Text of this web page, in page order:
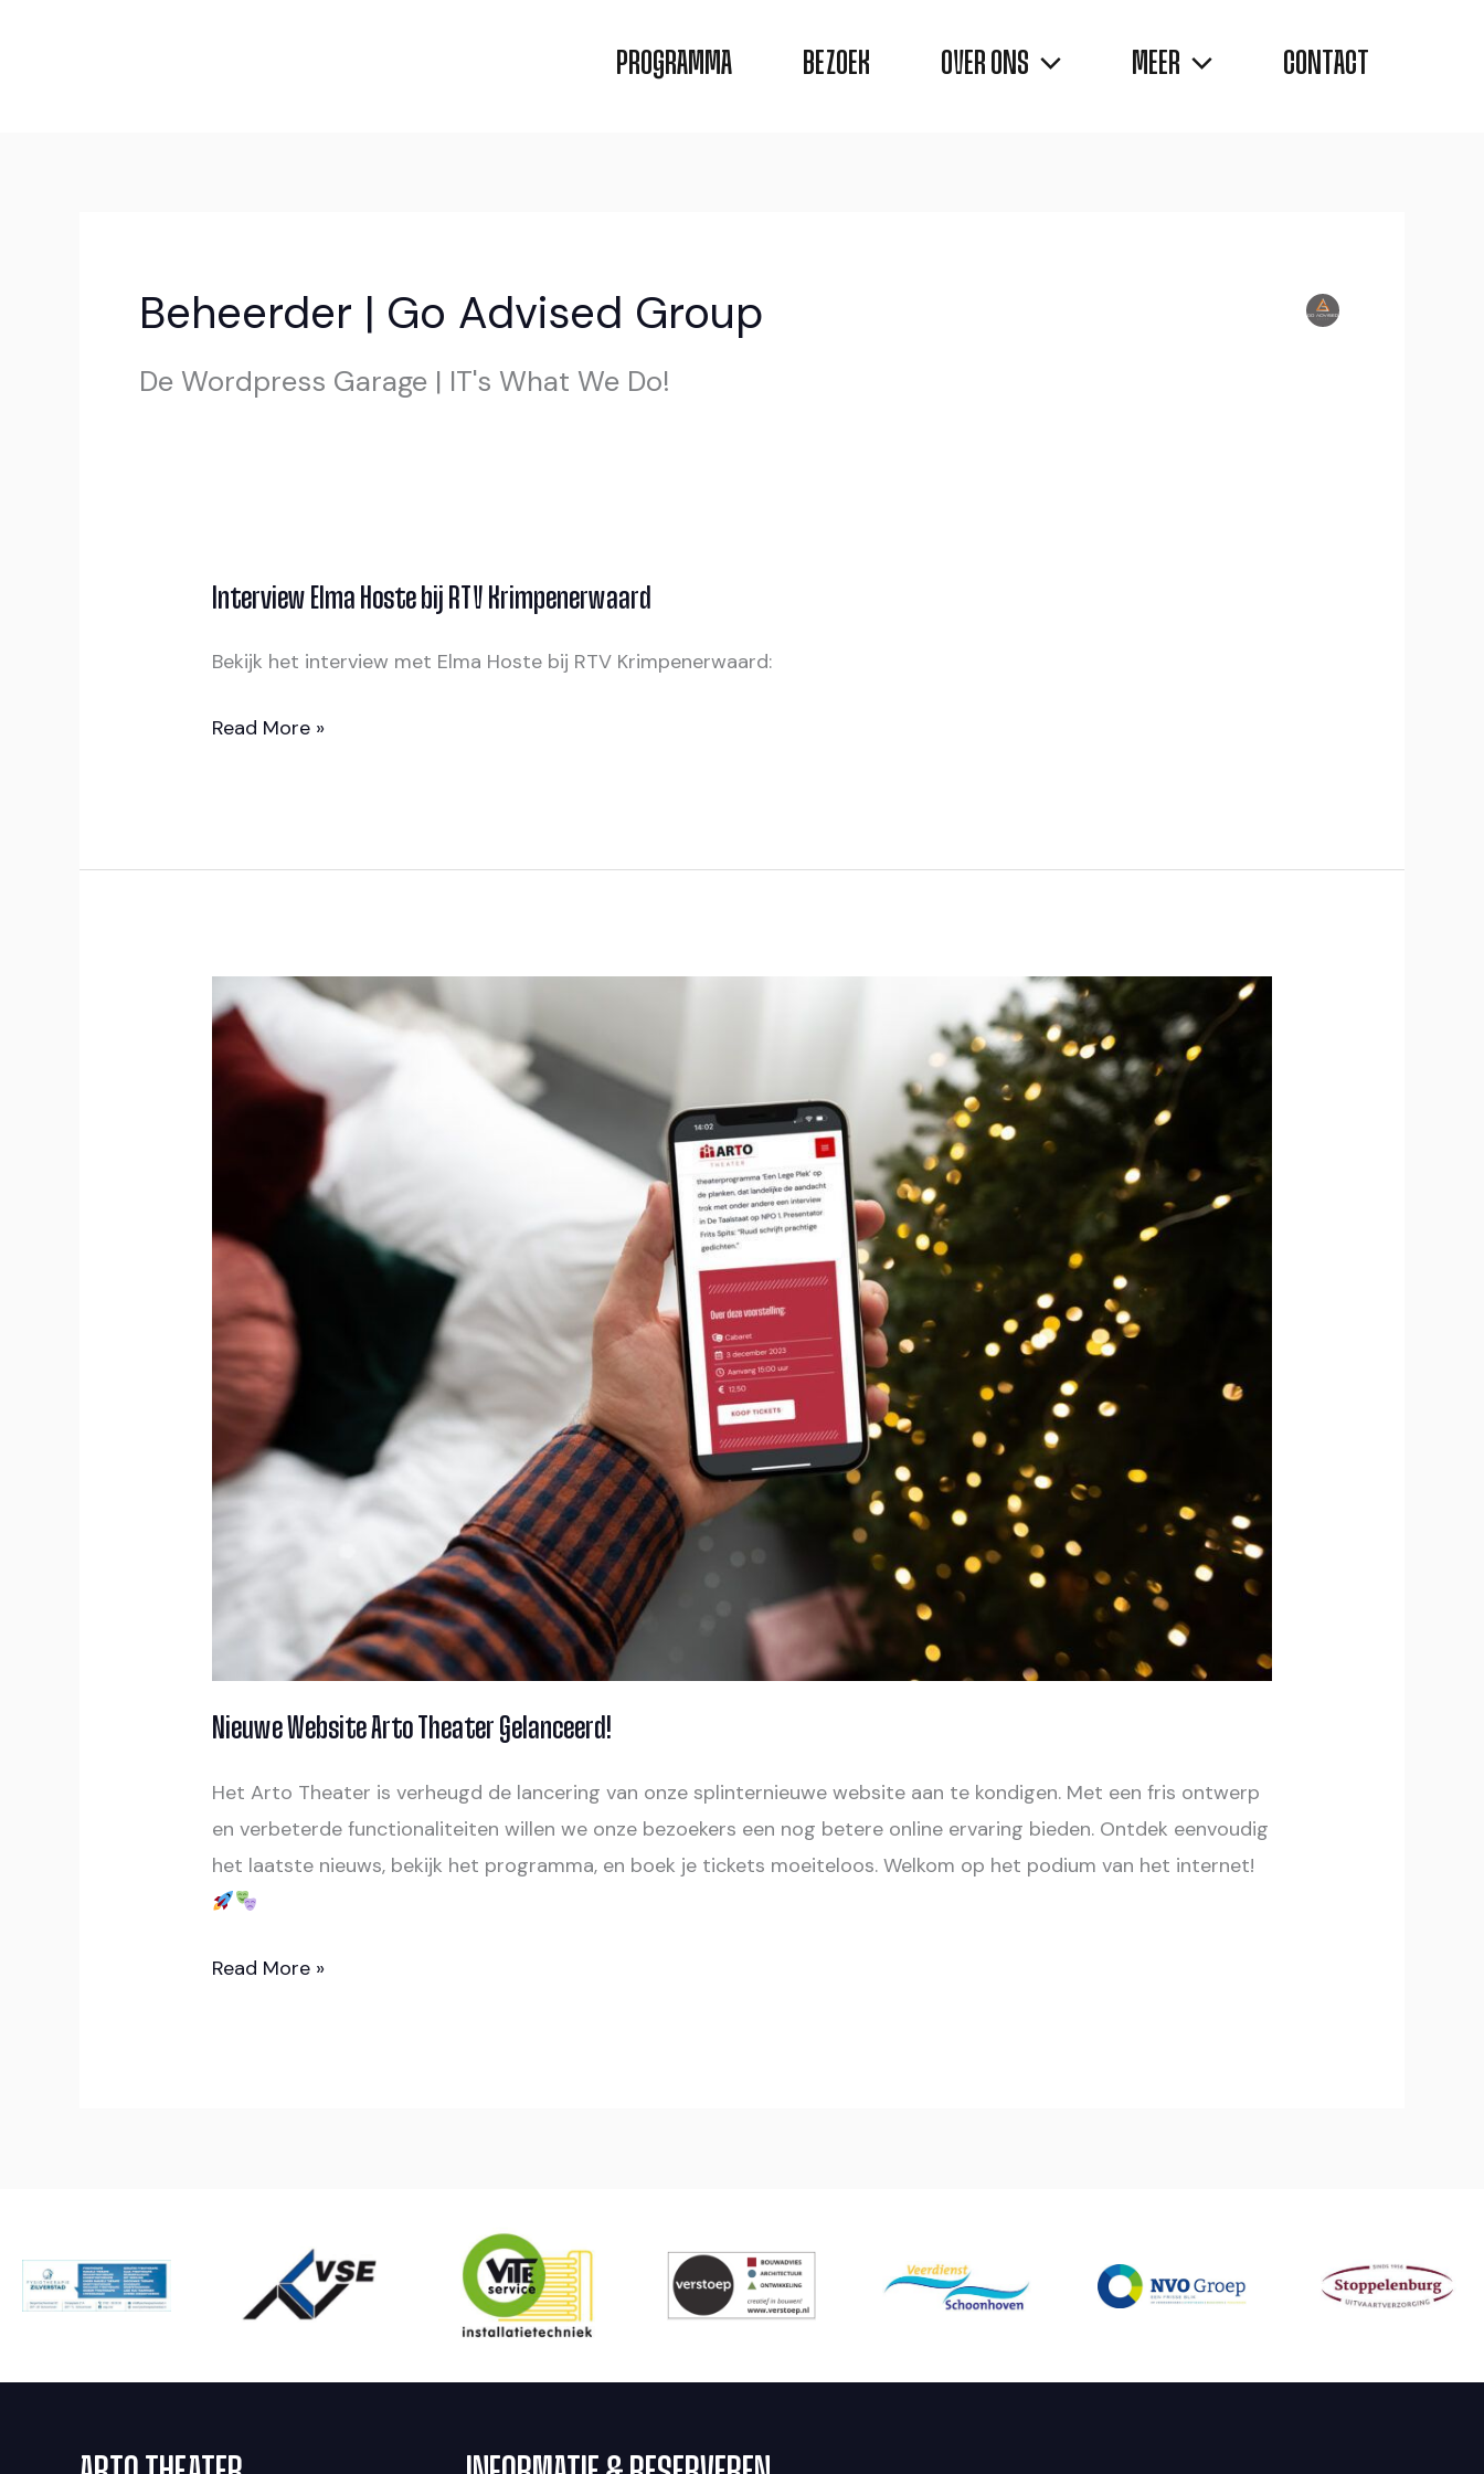
PROGRAMMA BEZOEK OVER ONS MEER CONTACT
Beheerder | Go Advised Group
De Wordpress Garage | IT's What We Do!
Interview Elma Hoste bij RTV Krimpenerwaard
Bekijk het interview met Elma Hoste bij RTV Krimpenerwaard:
Interview
Hoste
RTV
Read More »
Nieuwe Website Arto Theater Gelanceerd!
Het Arto Theater is verheugd de lancering van onze splinternieuwe website aan te kondigen. Met een fris ontwerp
en verbeterde functionaliteiten willen we onze bezoekers een nog betere online ervaring bieden. Ontdek eenvoudig
het laatste nieuws, bekijk het programma, en boek je tickets moeiteloos. Welkom op het podium van het internet!
Nieuwe
Website
Arto
Theater
Gelanceerd!
Read More »